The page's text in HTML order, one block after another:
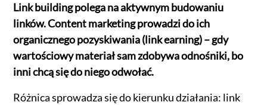
Link building polega na aktywnym budowaniu
linków. Content marketing prowadzi do ich
organicznego pozyskiwania (link earning) – gdy
wartościowy materiał sam zdobywa odnośniki, bo
inni chcą się do niego odwołać.
Różnica sprowadza się do kierunku działania: link